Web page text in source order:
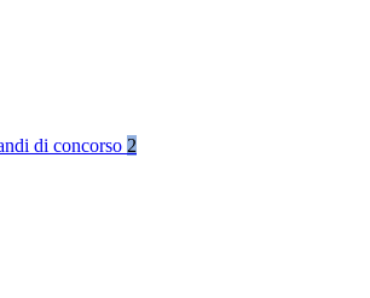
di concorso 2